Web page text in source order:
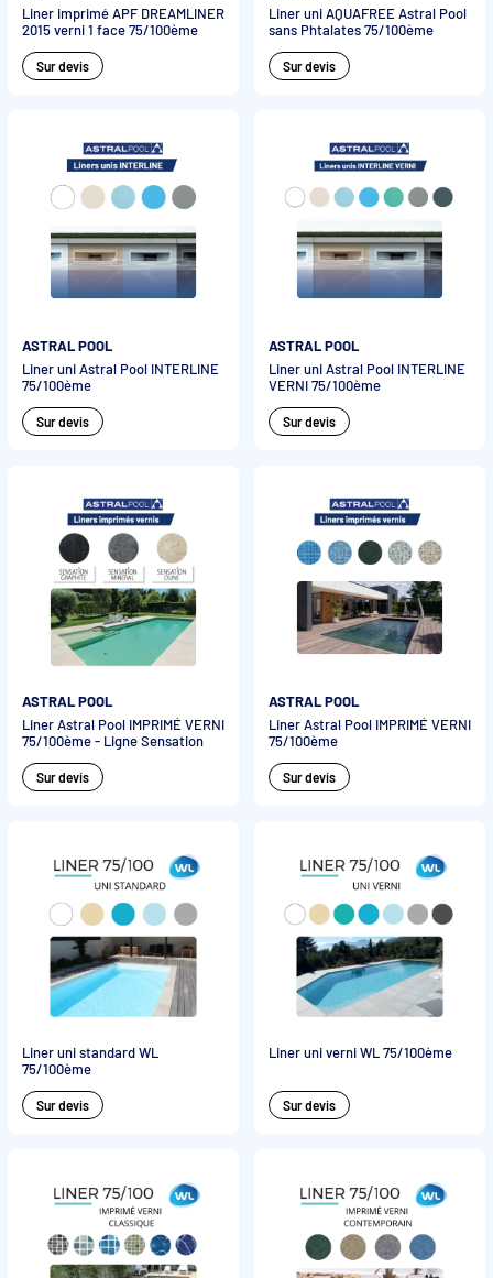
Liner imprimé APF DREAMLINER
2015 verni 1 face 75/100ème
Sur devis
Liner uni AQUAFREE Astral Pool
sans Phtalates 75/100ème
Sur devis
ASTRAL POOL
Liner uni Astral Pool INTERLINE
75/100ème
Sur devis
ASTRAL POOL
Liner uni Astral Pool INTERLINE
VERNI 75/100ème
Sur devis
ASTRAL POOL
Liner Astral Pool IMPRIMÉ VERNI
75/100ème - Ligne Sensation
Sur devis
ASTRAL POOL
Liner Astral Pool IMPRIMÉ VERNI
75/100ème
Sur devis
Liner uni standard WL
75/100ème
Sur devis
Liner uni verni WL 75/100ème
Sur devis